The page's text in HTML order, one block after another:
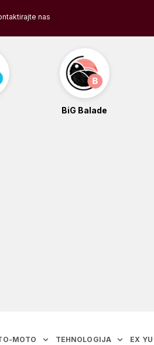
nas
BiG Balade
MOTO TEHNOLOGIJA EX YU